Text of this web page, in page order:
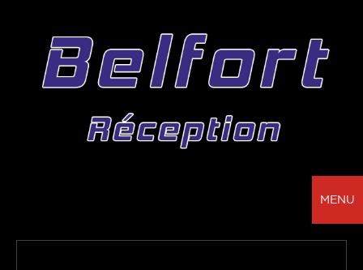
MENU
BELFORT RÉCEPTION - VOTRE PARTENAIRE